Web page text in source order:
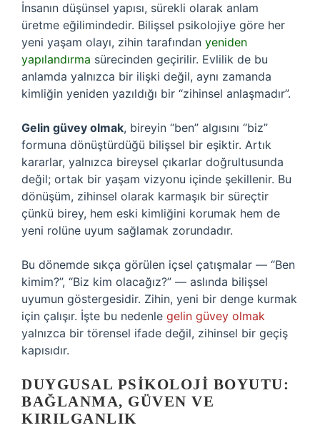
İnsanın düşünsel yapısı, sürekli olarak anlam
üretme eğilimindedir. Bilişsel psikolojiye göre her
yeni yaşam olayı, zihin tarafından yeniden
yapılandırma sürecinden geçirilir. Evlilik de bu
anlamda yalnızca bir ilişki değil, aynı zamanda
kimliğin yeniden yazıldığı bir “zihinsel anlaşmadır”.
Gelin güvey olmak, bireyin “ben” algısını “biz”
formuna dönüştürdüğü bilişsel bir eşiktir. Artık
kararlar, yalnızca bireysel çıkarlar doğrultusunda
değil; ortak bir yaşam vizyonu içinde şekillenir. Bu
dönüşüm, zihinsel olarak karmaşık bir süreçtir
çünkü birey, hem eski kimliğini korumak hem de
yeni rolüne uyum sağlamak zorundadır.
Bu dönemde sıkça görülen içsel çatışmalar — “Ben
kimim?”, “Biz kim olacağız?” — aslında bilişsel
uyumun göstergesidir. Zihin, yeni bir denge kurmak
için çalışır. İşte bu nedenle gelin güvey olmak
yalnızca bir törensel ifade değil, zihinsel bir geçiş
kapısıdır.
DUYGUSAL PSIKOLOJI BOYUTU:
BAĞLANMA, GÜVEN VE
KIRILGANLIK